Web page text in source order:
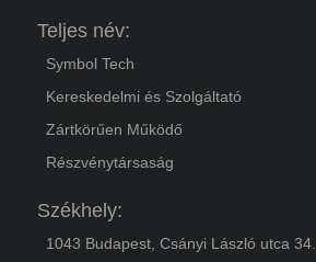
Teljes név:
Symbol Tech
Kereskedelmi és Szolgáltató
Zártkörűen Működő
Részvénytársaság
Székhely:
1043 Budapest, Csányi László utca 34.